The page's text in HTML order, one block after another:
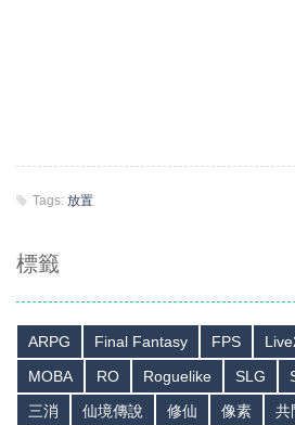
Tags: 放置
標籤
ARPG Final Fantasy FPS
MOBA
RO Roguelike SLG
三消
仙境傳說 修仙 像素 共